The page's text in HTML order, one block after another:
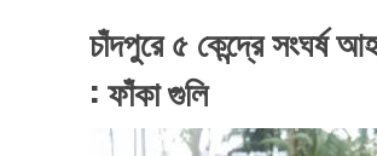
চাঁদপুরে ৫ কেন্দ্রে সংঘর্ষ
: ফাঁকা গুলি